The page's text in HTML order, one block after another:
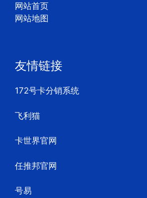
网站首页
网站地图
友情链接
172号卡分销系统
飞利猫
卡世界官网
任推邦官网
号易